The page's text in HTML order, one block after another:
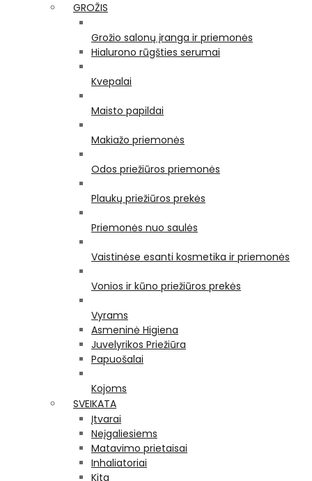
GROŽIS
Grožio salonų įranga ir priemonės
Hialurono rūgšties serumai
Kvepalai
Maisto papildai
Makiažo priemonės
Odos priežiūros priemonės
Plaukų priežiūros prekės
Priemonės nuo saulės
Vaistinėse esanti kosmetika ir priemonės
Vonios ir kūno priežiūros prekės
Vyrams
Asmeninė Higiena
Juvelyrikos Priežiūra
Papuošalai
Kojoms
SVEIKATA
Įtvarai
Neįgaliesiems
Matavimo prietaisai
Inhaliatoriai
Kita